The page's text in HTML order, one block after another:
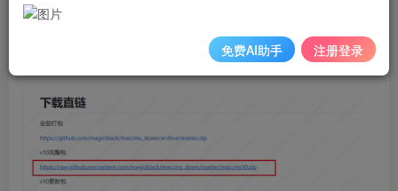
苹果cms新手入门安装配置教程_帮助文档_我的主题网
免费AI助手 注册登录